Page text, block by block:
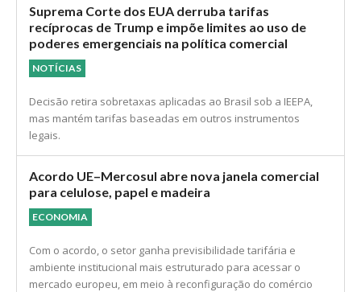
Suprema Corte dos EUA derruba tarifas
recíprocas de Trump e impõe limites ao uso de
poderes emergenciais na política comercial
NOTÍCIAS
Decisão retira sobretaxas aplicadas ao Brasil sob a IEEPA,
mas mantém tarifas baseadas em outros instrumentos
legais.
Acordo UE–Mercosul abre nova janela comercial
para celulose, papel e madeira
ECONOMIA
Com o acordo, o setor ganha previsibilidade tarifária e
ambiente institucional mais estruturado para acessar o
mercado europeu, em meio à reconfiguração do comércio